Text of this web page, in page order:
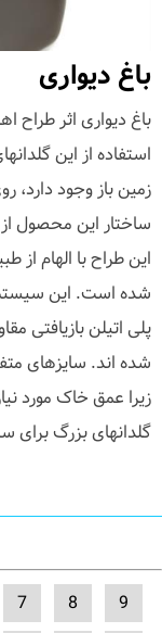
باغ دیواری
استفاده از این
زمین باز وجود دارد،
ساختار این محصول
این طراح با الهام از
شده است. این سیستم
پلی اتیلن بازیافتی
شده اند. سایزهای
زیرا عمق خاک مورد
گلدانهای بزرگ
7 8
9